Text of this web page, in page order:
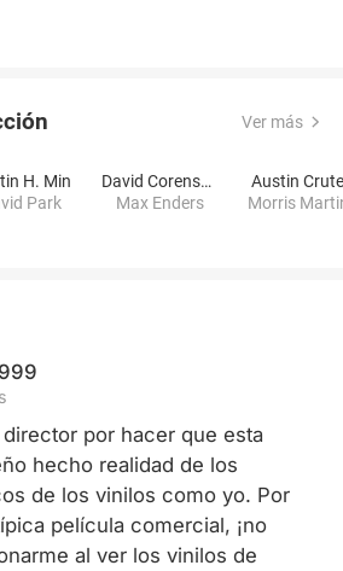
Ver más
H. Min
Park
David Corenswet
Max Enders
Austin
Morris
por hacer que esta
hecho realidad de los
de los vinilos como yo. Por
película comercial, ¡no
al ver los vinilos de